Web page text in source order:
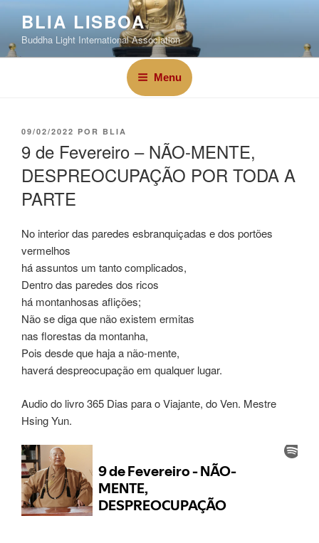
BLIA LISBOA
Buddha Light International Association
Menu
09/02/2022 POR BLIA
9 de Fevereiro – NÃO-MENTE,
DESPREOCUPAÇÃO POR TODA A
PARTE
No interior das paredes esbranquiçadas e dos portões
vermelhos
há assuntos um tanto complicados,
Dentro das paredes dos ricos
há montanhosas aflições;
Não se diga que não existem ermitas
nas florestas da montanha,
Pois desde que haja a não-mente,
haverá despreocupação em qualquer lugar.
Audio do livro 365 Dias para o Viajante, do Ven. Mestre
Hsing Yun.